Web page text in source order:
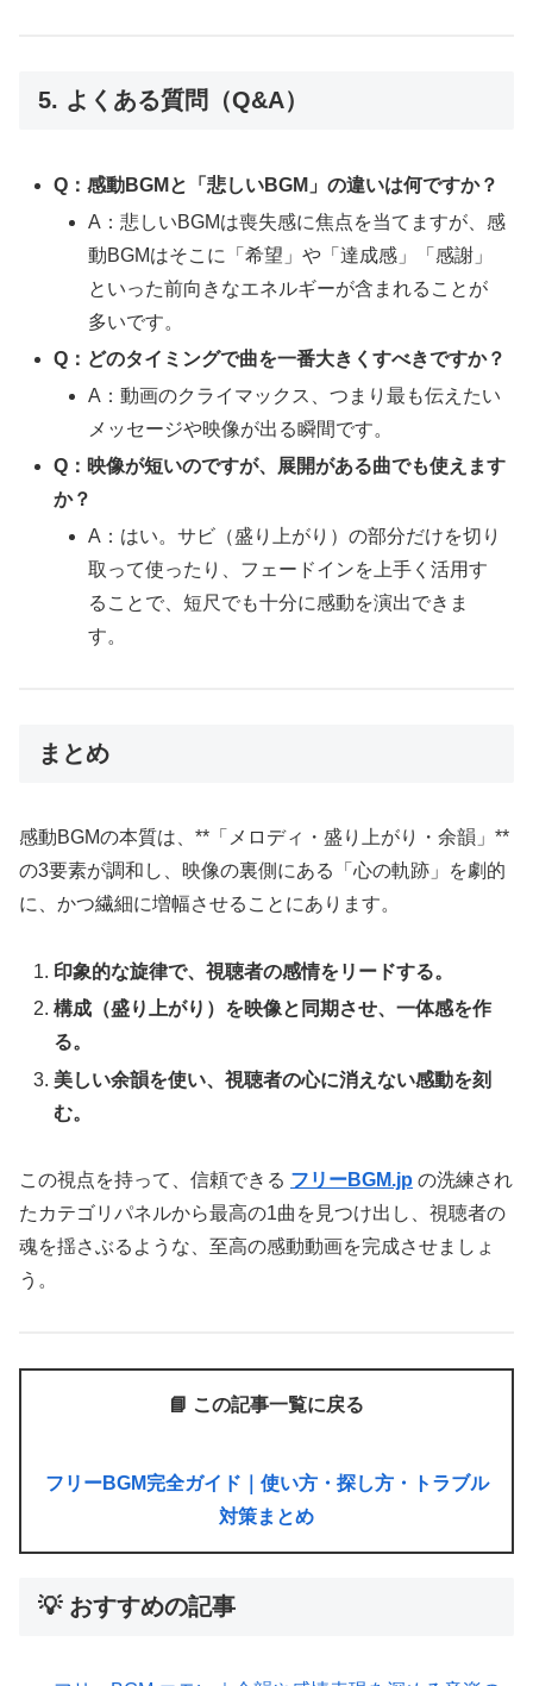
5. よくある質問（Q&A）
Q：感動BGMと「悲しいBGM」の違いは何ですか？
A：悲しいBGMは喪失感に焦点を当てますが、感
動BGMはそこに「希望」や「達成感」「感謝」
といった前向きなエネルギーが含まれることが
多いです。
Q：どのタイミングで曲を一番大きくすべきですか？
A：動画のクライマックス、つまり最も伝えたい
メッセージや映像が出る瞬間です。
Q：映像が短いのですが、展開がある曲でも使えます
か？
A：はい。サビ（盛り上がり）の部分だけを切り
取って使ったり、フェードインを上手く活用す
ることで、短尺でも十分に感動を演出できま
す。
まとめ
感動BGMの本質は、**「メロディ・盛り上がり・余韻」**
の3要素が調和し、映像の裏側にある「心の軌跡」を劇的
に、かつ繊細に増幅させることにあります。
印象的な旋律で、視聴者の感情をリードする。
構成（盛り上がり）を映像と同期させ、一体感を作
る。
美しい余韻を使い、視聴者の心に消えない感動を刻
む。
この視点を持って、信頼できる フリーBGM.jp の洗練され
たカテゴリパネルから最高の1曲を見つけ出し、視聴者の
魂を揺さぶるような、至高の感動動画を完成させましょ
う。
📘 この記事一覧に戻る
フリーBGM完全ガイド｜使い方・探し方・トラブル
対策まとめ
💡 おすすめの記事